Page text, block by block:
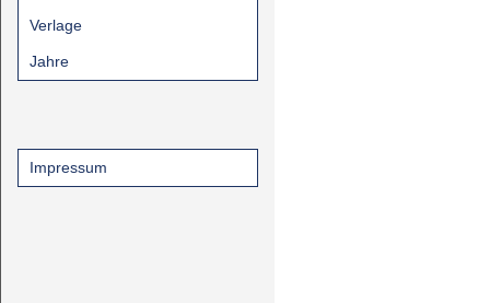
Verlage
Jahre
Impressum